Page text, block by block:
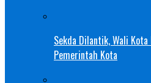
Sekda Dilantik, Wali
Pemerintah Kota